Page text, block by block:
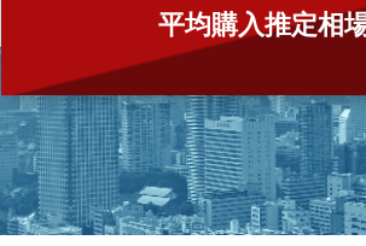
平均購入推定相